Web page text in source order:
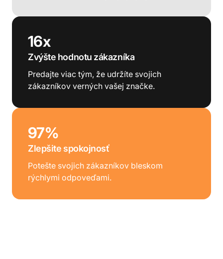
16x
Zvýšte hodnotu zákazníka
Predajte viac tým, že udržíte svojich
zákazníkov verných vašej značke.
97%
Zlepšite spokojnosť
Potešte svojich zákazníkov bleskom
rýchlymi odpoveďami.